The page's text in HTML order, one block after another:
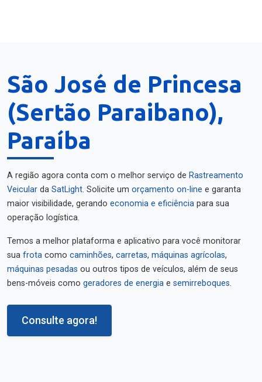
São José de Princesa
(Sertão Paraibano),
Paraíba
A região agora conta com o melhor serviço de Rastreamento
Veicular da SatLight. Solicite um orçamento on-line e garanta
maior visibilidade, gerando economia e eficiência para sua
operação logística.
Temos a melhor plataforma e aplicativo para você monitorar
sua frota como caminhões, carretas, máquinas agrícolas,
máquinas pesadas ou outros tipos de veículos, além de seus
bens-móveis como geradores de energia e semirreboques.
Consulte agora!